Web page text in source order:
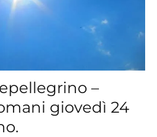
–
giovedì 24